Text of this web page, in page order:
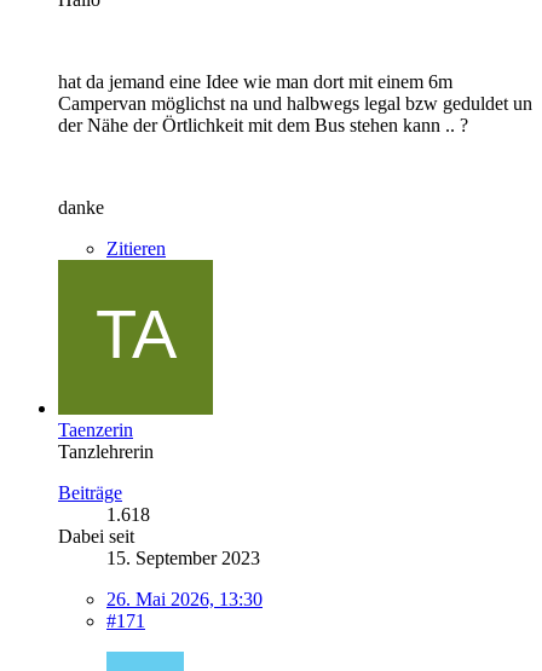
hat da jemand eine Idee wie man dort mit einem 6m
Campervan möglichst na und halbwegs legal bzw geduldet un
der Nähe der Örtlichkeit mit dem Bus stehen kann .. ?
danke
Zitieren
Taenzerin
Tanzlehrerin
Beiträge
1.618
Dabei seit
15. September 2023
26. Mai 2026, 13:30
#171